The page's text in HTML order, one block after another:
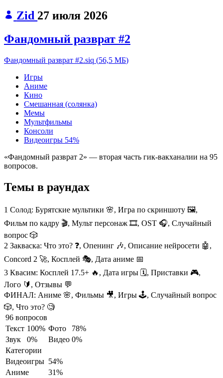
Zid 27 июля 2026
Фандомный разврат #2
Фандомный разврат #2.siq (56,5 МБ)
Игры
Аниме
Кино
Смешанная (солянка)
Мемы
Мультфильмы
Консоли
Видеоигры 54%
«Фандомный разврат 2» — вторая часть гик‑вакханалии на 95
вопросов.
Темы в раундах
1 Солод: Бурятские мультики 🌸, Игра по скриншоту 🖼️,
Фильм по кадру 🎬, Мульт персонаж 🎞️, OST 🎧, Случайный
вопрос 🎲
2 Закваска: Что это? ❓, Опенинг 🎶, Описание нейросети 🤖,
Concord 2 🚀, Косплей 🎭, Дата аниме 📅
3 Квасим: Косплей 17.5+ 🔥, Дата игры 🗓️, Приставки 🎮,
Лого 🔰, Отзывы 💬
ФИНАЛ: Аниме 🌸, Фильмы 🎥, Игры 🕹️, Случайный вопрос
🎲, Что это? 🧐
96 вопросов
Текст 100% Фото
78%
Звук
0% Видео 0%
Категории
Видеоигры 54%
Аниме
31%